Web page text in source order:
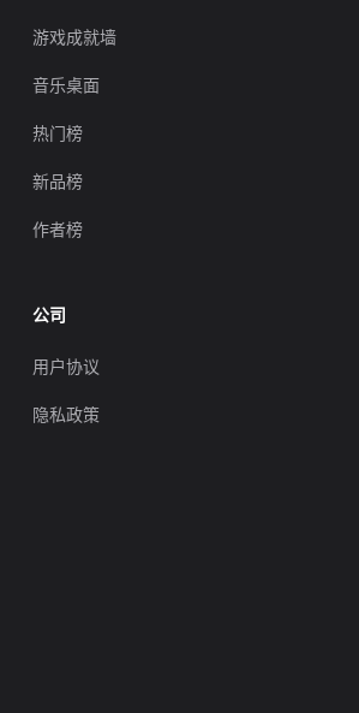
游戏成就墙
音乐桌面
热门榜
新品榜
作者榜
公司
用户协议
隐私政策